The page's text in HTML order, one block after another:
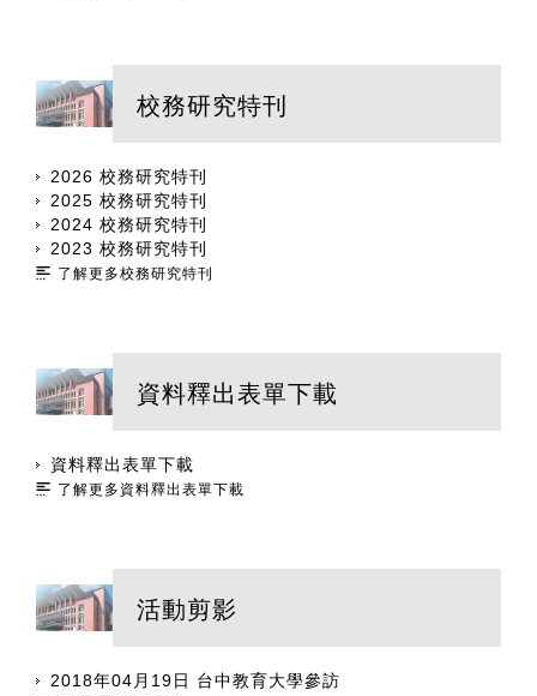
校務研究特刊
2026 校務研究特刊
2025 校務研究特刊
2024 校務研究特刊
2023 校務研究特刊
了解更多校務研究特刊
資料釋出表單下載
資料釋出表單下載
了解更多資料釋出表單下載
活動剪影
2018年04月19日 台中教育大學參訪